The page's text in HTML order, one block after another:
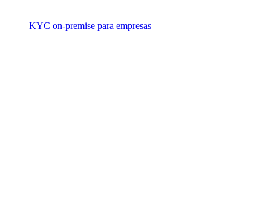
KYC on-premise para empresas